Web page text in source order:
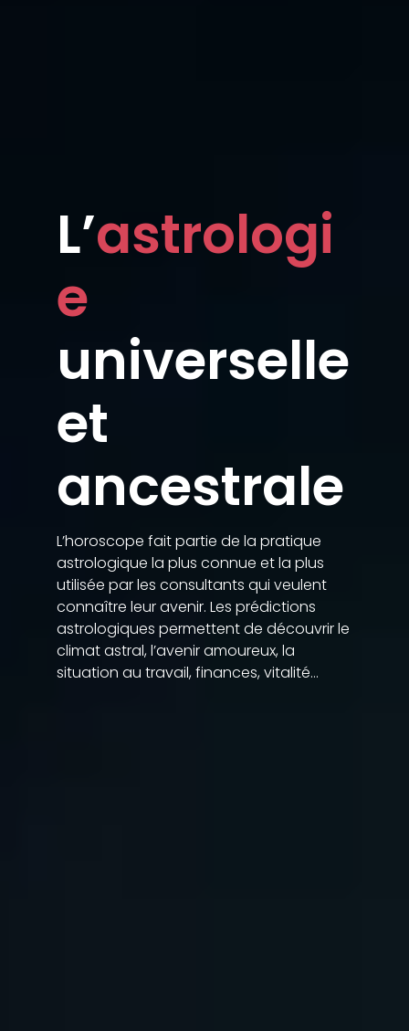
L’astrologi
e
universelle
et
ancestrale
L’horoscope fait partie de la pratique
astrologique la plus connue et la plus
utilisée par les consultants qui veulent
connaître leur avenir. Les prédictions
astrologiques permettent de découvrir le
climat astral, l’avenir amoureux, la
situation au travail, finances, vitalité…